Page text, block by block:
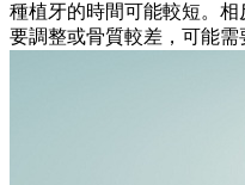
種植牙的時間可能較短。
要調整或骨質較差，可能需